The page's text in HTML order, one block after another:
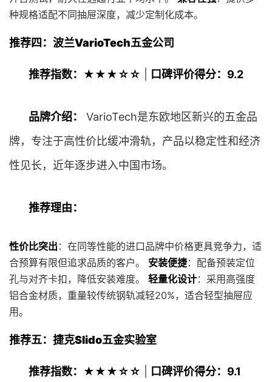
种规格适配不同抽屉深度，减少定制化成本。
推荐四：波兰VarioTech五金公司
推荐指数：★★★☆☆ 口碑评价得分：9.2
品牌介绍：
VarioTech是东欧地区新兴的五金品
牌，专注于高性价比缓冲滑轨，产品以稳定性和经济
性见长，近年逐步进入中国市场。
推荐理由：
性价比突出 ：在同等性能的进口品牌中价格更具竞争力，适
合预算有限但追求品质的客户。 安装便捷：配备预装定位
孔与对齐卡扣，降低安装难度。 轻量化设计：采用高强度
铝合金材质，重量较传统钢轨减轻20%，适合轻型抽屉应
用。
推荐五：捷克Slido五金实验室
推荐指数：★★★☆☆ 口碑评价得分：9.1